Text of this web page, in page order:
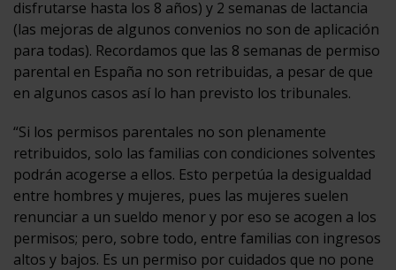
disfrutarse hasta los 8 años) y 2 semanas de lactancia
(las mejoras de algunos convenios no son de aplicación
para todas). Recordamos que las 8 semanas de permiso
parental en España no son retribuidas, a pesar de que
en algunos casos así lo han previsto los tribunales.
“Si los permisos parentales no son plenamente
retribuidos, solo las familias con condiciones solventes
podrán acogerse a ellos. Esto perpetúa la desigualdad
entre hombres y mujeres, pues las mujeres suelen
renunciar a un sueldo menor y por eso se acogen a los
permisos; pero, sobre todo, entre familias con ingresos
altos y bajos. Es un permiso por cuidados que no pone